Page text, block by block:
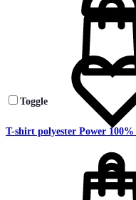
Toggle
T-shirt polyester Power 100%